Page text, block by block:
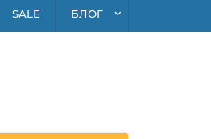
SALE БЛОГ